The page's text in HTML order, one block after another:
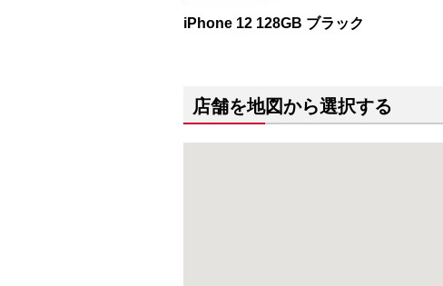
iPhone 12 128GB ブラック
店舗を地図から選択する